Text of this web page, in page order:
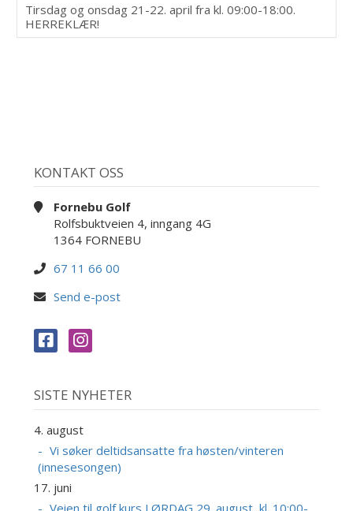
Tirsdag og onsdag 21-22. april fra kl. 09:00-18:00.
HERREKLÆR!
KONTAKT OSS
Fornebu Golf
Rolfsbuktveien 4, inngang 4G
1364 FORNEBU
67 11 66 00
Send e-post
SISTE NYHETER
4. august
Vi søker deltidsansatte fra høsten/vinteren
(innesesongen)
17. juni
Veien til golf kurs LØRDAG 29. august, kl. 10:00-